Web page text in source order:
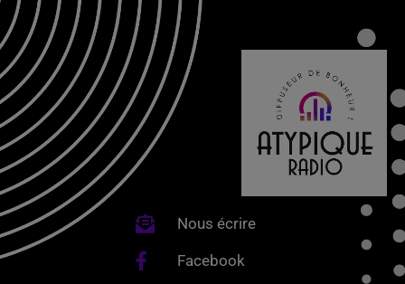
Nous écrire
Facebook